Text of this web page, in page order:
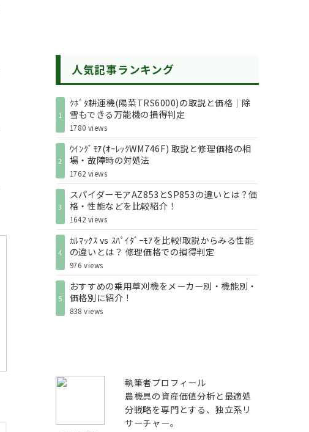
人気記事ランキング
1
ｸﾎﾞﾀ耕運機(陽菜TRS6000)の取説と価格｜除
雪もできる万能機の損得判定
1780 views
2
ｳｲﾝｸﾞﾓｱ(ｵｰﾚｯｸWM746F) 取説と修理価格の相
場・故障時の対処法
1762 views
3
スパイダーモアAZ853とSP853の違いとは？価
格・性能などを比較紹介！
1642 views
4
ｶﾙﾏｯｸｽ vs ｽﾊﾟｲﾀﾞｰﾓｱを比較!取説からみる性能
の違いとは？ 修理価格での損得判定
976 views
5
おすすめの乗用草刈機をメーカー別・機能別・
価格別に紹介！
838 views
執筆者プロフィール
農機具の資産価値分析と最適処
分戦略を専門とする、独立系リ
サーチャー。